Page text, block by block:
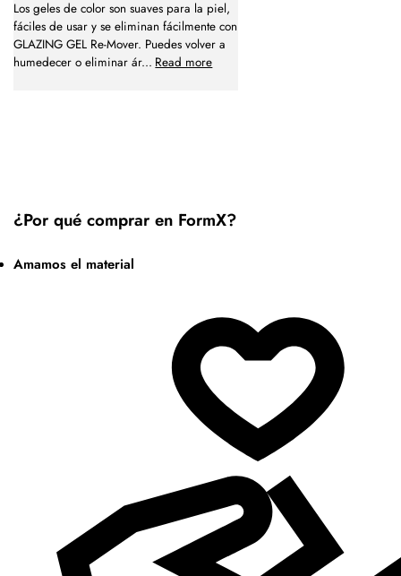
Los geles de color son suaves para la piel,
fáciles de usar y se eliminan fácilmente con
GLAZING GEL Re-Mover. Puedes volver a
humedecer o eliminar ár... Read more
¿Por qué comprar en FormX?
Amamos el material